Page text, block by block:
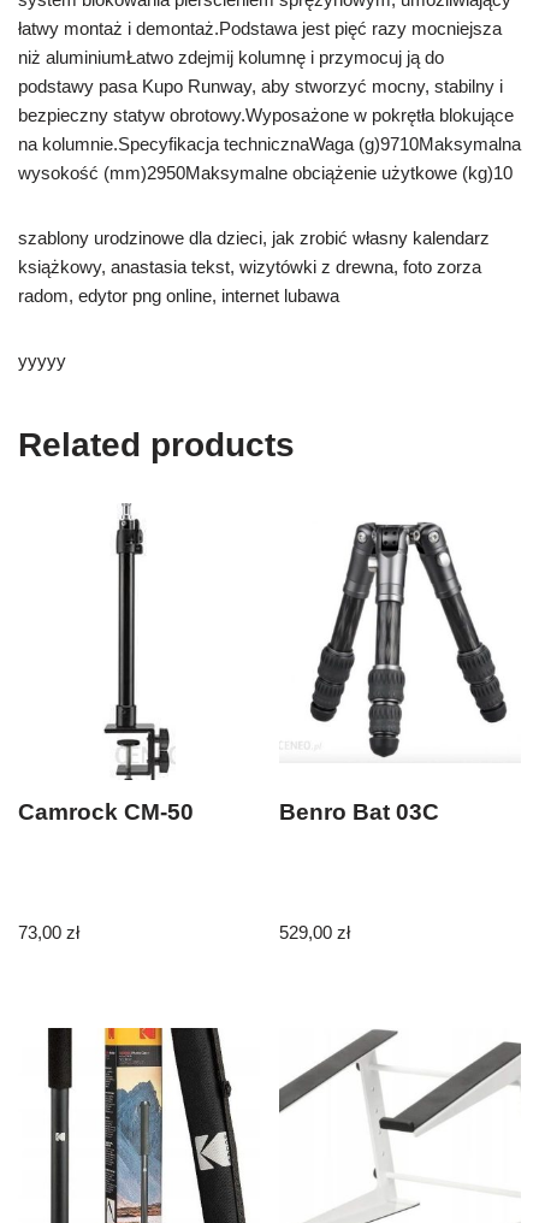
łatwy montaż i demontaż.Podstawa jest pięć razy mocniejsza
niż aluminiumŁatwo zdejmij kolumnę i przymocuj ją do
podstawy pasa Kupo Runway, aby stworzyć mocny, stabilny i
bezpieczny statyw obrotowy.Wyposażone w pokrętła blokujące
na kolumnie.Specyfikacja technicznaWaga (g)9710Maksymalna
wysokość (mm)2950Maksymalne obciążenie użytkowe (kg)10
szablony urodzinowe dla dzieci, jak zrobić własny kalendarz
książkowy, anastasia tekst, wizytówki z drewna, foto zorza
radom, edytor png online, internet lubawa
yyyyy
Related products
Camrock CM-50
73,00 zł
Benro Bat 03C
529,00zł